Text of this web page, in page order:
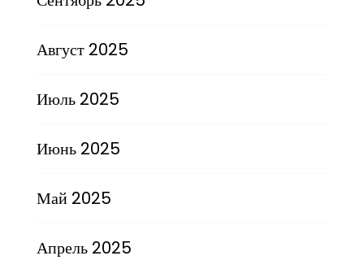
Август 2025
Июль 2025
Июнь 2025
Май 2025
Апрель 2025